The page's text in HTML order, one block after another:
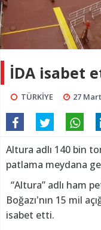
İDA isabet
TÜRKİYE 27
Altura adlı 140 bin
patlama meydana
“Altura” adlı ham
Boğazı'nın 15 mil
isabet etti.